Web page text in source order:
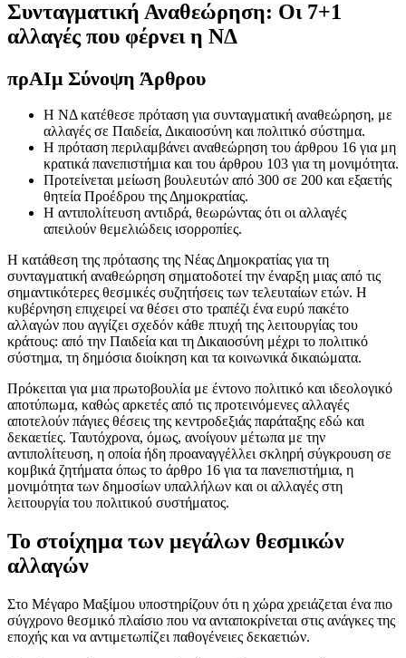
Συνταγματική Αναθεώρηση: Οι 7+1
αλλαγές που φέρνει η ΝΔ
πρΑΙμ Σύνοψη Άρθρου
Η ΝΔ κατέθεσε πρόταση για συνταγματική αναθεώρηση, με
αλλαγές σε Παιδεία, Δικαιοσύνη και πολιτικό σύστημα.
Η πρόταση περιλαμβάνει αναθεώρηση του άρθρου 16 για μη
κρατικά πανεπιστήμια και του άρθρου 103 για τη μονιμότητα.
Προτείνεται μείωση βουλευτών από 300 σε 200 και εξαετής
θητεία Προέδρου της Δημοκρατίας.
Η αντιπολίτευση αντιδρά, θεωρώντας ότι οι αλλαγές
απειλούν θεμελιώδεις ισορροπίες.
Η κατάθεση της πρότασης της Νέας Δημοκρατίας για τη
συνταγματική αναθεώρηση σηματοδοτεί την έναρξη μιας από τις
σημαντικότερες θεσμικές συζητήσεις των τελευταίων ετών. Η
κυβέρνηση επιχειρεί να θέσει στο τραπέζι ένα ευρύ πακέτο
αλλαγών που αγγίζει σχεδόν κάθε πτυχή της λειτουργίας του
κράτους: από την Παιδεία και τη Δικαιοσύνη μέχρι το πολιτικό
σύστημα, τη δημόσια διοίκηση και τα κοινωνικά δικαιώματα.
Πρόκειται για μια πρωτοβουλία με έντονο πολιτικό και ιδεολογικό
αποτύπωμα, καθώς αρκετές από τις προτεινόμενες αλλαγές
αποτελούν πάγιες θέσεις της κεντροδεξιάς παράταξης εδώ και
δεκαετίες. Ταυτόχρονα, όμως, ανοίγουν μέτωπα με την
αντιπολίτευση, η οποία ήδη προαναγγέλλει σκληρή σύγκρουση σε
κομβικά ζητήματα όπως το άρθρο 16 για τα πανεπιστήμια, η
μονιμότητα των δημοσίων υπαλλήλων και οι αλλαγές στη
λειτουργία του πολιτικού συστήματος.
Το στοίχημα των μεγάλων θεσμικών
αλλαγών
Στο Μέγαρο Μαξίμου υποστηρίζουν ότι η χώρα χρειάζεται ένα πιο
σύγχρονο θεσμικό πλαίσιο που να ανταποκρίνεται στις ανάγκες της
εποχής και να αντιμετωπίζει παθογένειες δεκαετιών.